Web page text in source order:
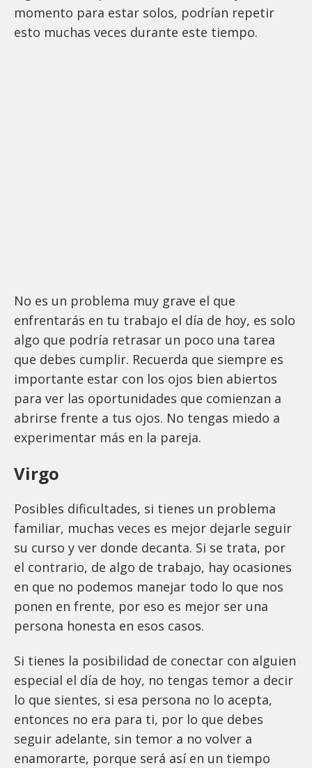
momento para estar solos, podrían repetir
esto muchas veces durante este tiempo.
No es un problema muy grave el que
enfrentarás en tu trabajo el día de hoy, es solo
algo que podría retrasar un poco una tarea
que debes cumplir. Recuerda que siempre es
importante estar con los ojos bien abiertos
para ver las oportunidades que comienzan a
abrirse frente a tus ojos. No tengas miedo a
experimentar más en la pareja.
Virgo
Posibles dificultades, si tienes un problema
familiar, muchas veces es mejor dejarle seguir
su curso y ver donde decanta. Si se trata, por
el contrario, de algo de trabajo, hay ocasiones
en que no podemos manejar todo lo que nos
ponen en frente, por eso es mejor ser una
persona honesta en esos casos.
Si tienes la posibilidad de conectar con alguien
especial el día de hoy, no tengas temor a decir
lo que sientes, si esa persona no lo acepta,
entonces no era para ti, por lo que debes
seguir adelante, sin temor a no volver a
enamorarte, porque será así en un tiempo